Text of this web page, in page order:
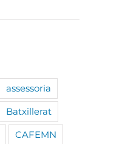
assessoria
Batxillerat
CAFEMN